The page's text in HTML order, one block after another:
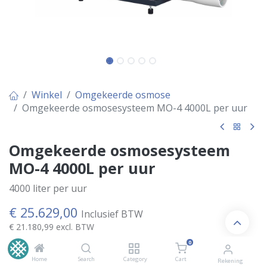
Home Search Category
0
Cart Rekening
Winkel
Omgekeerde osmose
Omgekeerde osmosesysteem MO-4 4000L per uur
Omgekeerde osmosesysteem
MO-4 4000L per uur
4000 liter per uur
€ 25.629,00 Inclusief BTW
€ 21.180,99 excl. BTW